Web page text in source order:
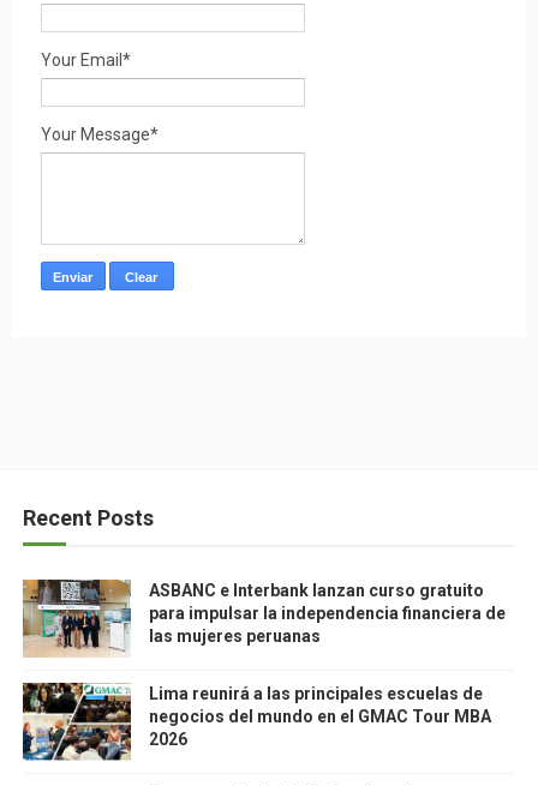
Your Email*
Your Message*
Recent Posts
ASBANC e Interbank lanzan curso gratuito
para impulsar la independencia financiera de
las mujeres peruanas
Lima reunirá a las principales escuelas de
negocios del mundo en el GMAC Tour MBA
2026